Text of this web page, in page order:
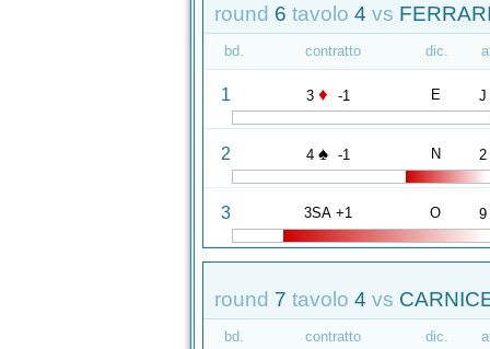
round 6 tavolo 4 vs
bd. contratto dic.
1 3 ♦ -1 E J
2 4 ♠ -1 N 2
3 3SA +1 O 9
round 7 tavolo 4 vs
bd. contratto dic.